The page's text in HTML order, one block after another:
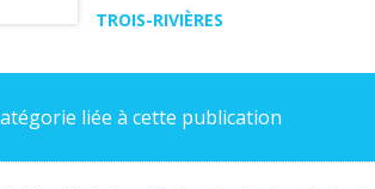
TROIS-RIVIÈRES
liée à cette publication